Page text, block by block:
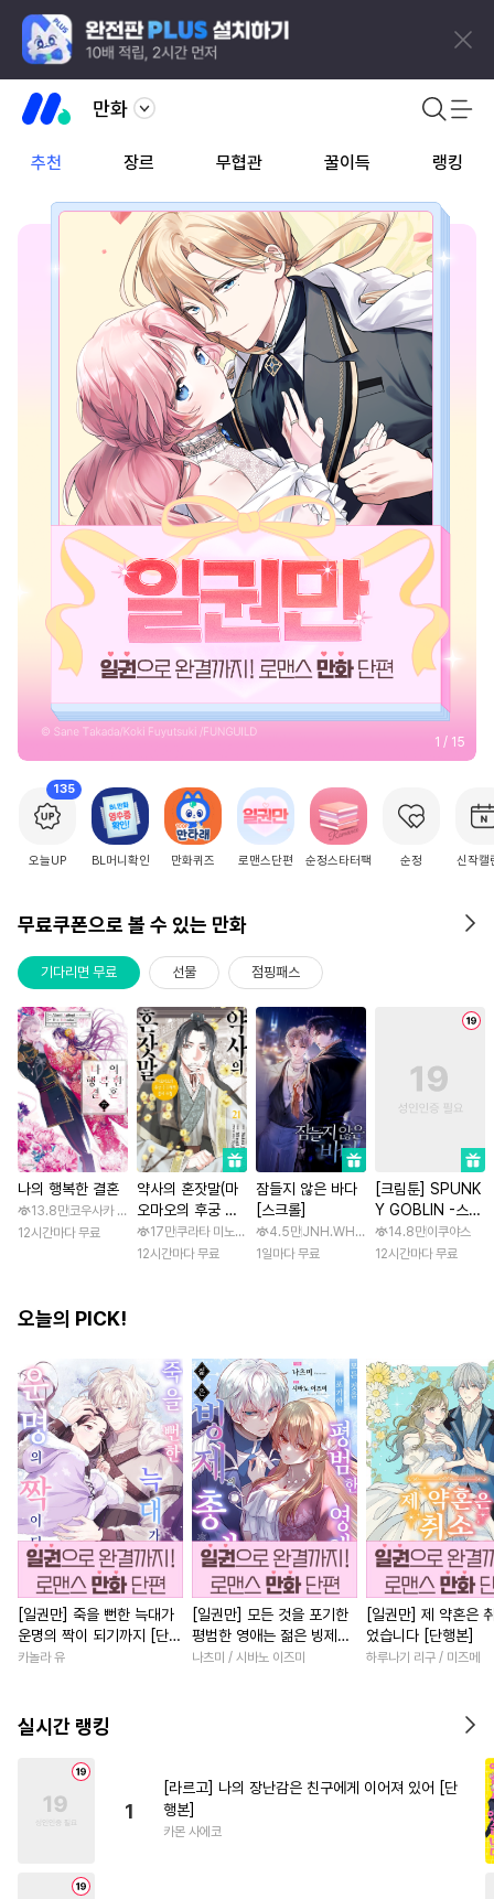
만화
추천 장르 무협관 꿀이득 랭킹
2 / 15
135
오늘UP BL머니확인 만화퀴즈 로맨스단편 순정스타터팩 순정 신작캘
무료쿠폰으로 볼 수 있는 만화
기다리면 무료 선물 점핑패스
나의 행복한 결혼
13.8만코우사카 리토 / 아기토기 아쿠미
12시간마다 무료
약사의 혼잣말(마
오마오의 후궁 수
수께끼 풀이수첩)
17만쿠라타 미노지 / 휴우가 나츠
12시간마다 무료
잠들지 않은 바다
[스크롤]
4.5만JNH.WH Studio / Lasso
1일마다 무료
[크림툰] SPUNK
Y GOBLIN -스펑
키 고블린- [스크
롤]
14.8만이쿠야스
12시간마다 무료
오늘의 PICK!
[일권만] 죽을 뻔한 늑대가
운명의 짝이 되기까지 [단행
본]
카놀라 유
[일권만] 모든 것을 포기한
평범한 영애는 젊은 빙제의
총애를 받는다 [단행본]
나츠미 / 시바노 이즈미
[일권만] 제 약혼은
었습니다 [단행본]
하루나기 리구 / 미즈메
실시간 랭킹
1
[라르고] 나의 장난감은 친구에게 이어져 있어 [단
행본]
카몬 사에코